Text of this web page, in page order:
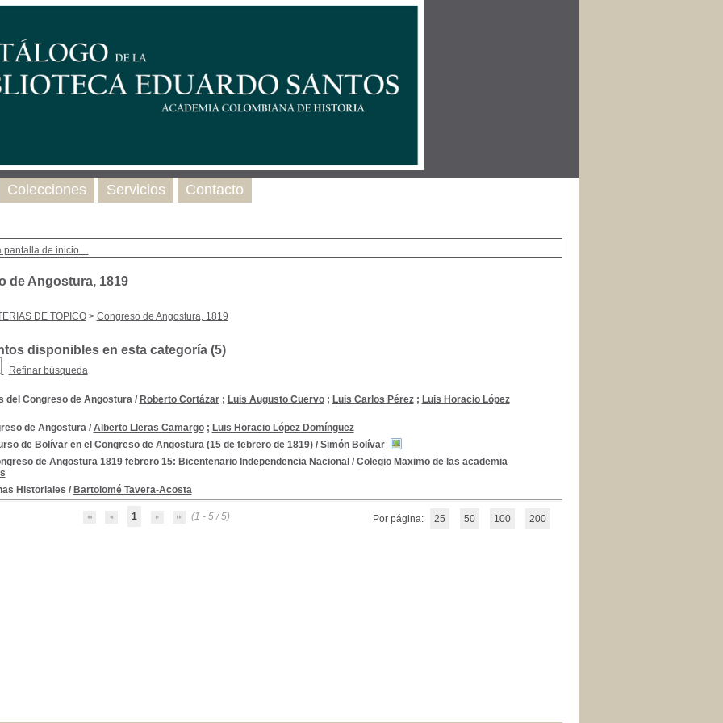
pantalla de inicio ...
de Angostura, 1819
DE TOPICO> Congreso de Angostura, 1819
disponibles en esta categoría (5)
Refinar búsqueda
del Congreso de Angostura / Roberto Cortázar; Luis Augusto Cuervo; Luis Carlos Pérez; Luis Horacio López
de Angostura/ Alberto Lleras Camargo; Luis Horacio López Domínguez
de Bolívar en el Congreso de Angostura (15 de febrero de 1819)/ Simón Bolívar
de Angostura 1819 febrero 15: Bicentenario Independencia Nacional / Colegio Maximo de las academia
Historiales / Bartolomé Tavera-Acosta
1 (1 - 5 / 5) Por página: 25 50 100 200
Colecciones Servicios Contacto